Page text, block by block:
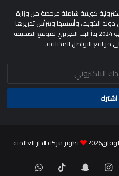
كويتية شاملة مرخصة من وزارة
دولة الكويت، وأسسها ويترأس تحريرها
الكاتب/ مطلق الحريجي ، وفي مايو 2024 بدأ البث التجريبي لموقع الصحيفة
مواقع التواصل المختلفة.
تطوير شركة الدار العالمية
انستقرامسناب ‫TikTokواتساب